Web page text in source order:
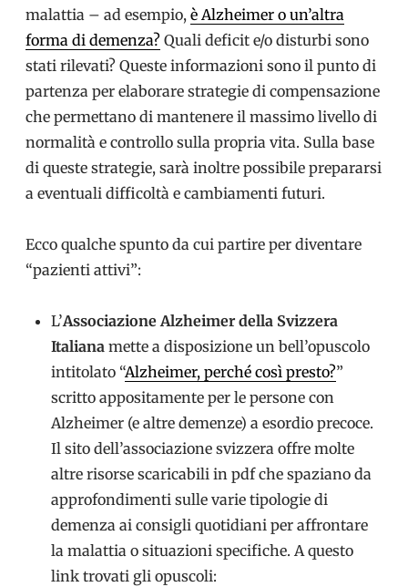
malattia – ad esempio, è Alzheimer o un’altra
forma di demenza? Quali deficit e/o disturbi sono
stati rilevati? Queste informazioni sono il punto di
partenza per elaborare strategie di compensazione
che permettano di mantenere il massimo livello di
normalità e controllo sulla propria vita. Sulla base
di queste strategie, sarà inoltre possibile prepararsi
a eventuali difficoltà e cambiamenti futuri.
Ecco qualche spunto da cui partire per diventare
“pazienti attivi”:
L’Associazione Alzheimer della Svizzera
Italiana mette a disposizione un bell’opuscolo
intitolato “Alzheimer, perché così presto?”
scritto appositamente per le persone con
Alzheimer (e altre demenze) a esordio precoce.
Il sito dell’associazione svizzera offre molte
altre risorse scaricabili in pdf che spaziano da
approfondimenti sulle varie tipologie di
demenza ai consigli quotidiani per affrontare
la malattia o situazioni specifiche. A questo
link trovati gli opuscoli: